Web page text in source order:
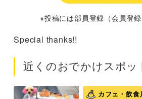
※投稿には部員登録（会員登
Special thanks!!
近くのおでかけスポッ
カフェ・飲食